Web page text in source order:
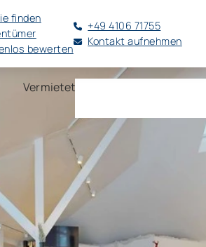
finden
bewerten
+49 4106 71755
Kontakt aufnehmen
Vermietet